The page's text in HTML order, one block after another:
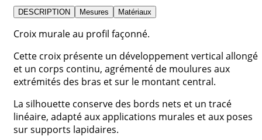
DESCRIPTION Mesures Matériaux
Croix murale au profil façonné.
Cette croix présente un développement vertical allongé
et un corps continu, agrémenté de moulures aux
extrémités des bras et sur le montant central.
La silhouette conserve des bords nets et un tracé
linéaire, adapté aux applications murales et aux poses
sur supports lapidaires.